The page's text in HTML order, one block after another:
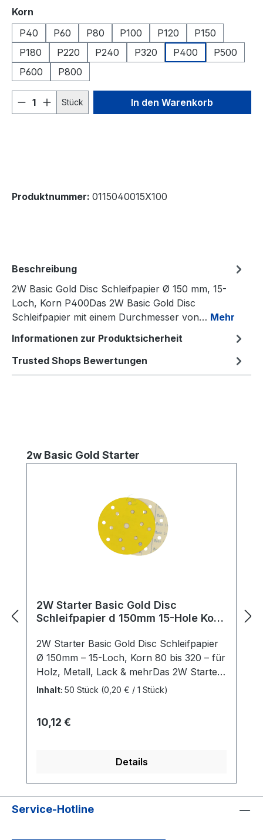
Korn
P40
P60 P80 P100 P120
P150
P180
P220 P240 P320 P400
P500
P600
P800
Produkt Anzahl: Gib den
Stück In den Warenkorb
Produktnummer: 0115040015X100
Beschreibung
2W Basic Gold Disc Schleifpapier Ø 150 mm, 15-
Loch, Korn P400Das 2W Basic Gold Disc
Schleifpapier mit einem Durchmesser von… Mehr
Informationen zur Produktsicherheit
Trusted Shops Bewertungen
Produktgalerie überspringen
2w Basic Gold Starter
2W Starter Basic Gold Disc
Schleifpapier d 150mm 15-Hole Korn
2W Starter Basic Gold Disc Schleifpapier
Ø 150mm – 15-Loch, Korn 80 bis 320 – für
Holz, Metall, Lack & mehrDas 2W Starter
Basic Gold Disc Schleifpapier mit einem
Einsatz auf Holz, Lack, Füller, Spachtel,
Die hochwertigen Schleifscheiben
Maschinenschliff mit hoher
Abtragsleistung und langer
Lebensdauer.Effizientes Schleifergebnis
Inhalt: 50 Stück (0,20 € / 1 Stück)
Regulärer Preis:
10,12 €
Details
Service-Hotline